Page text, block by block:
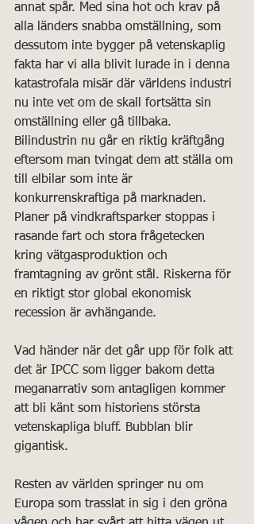
annat spår. Med sina hot och krav på
alla länders snabba omställning, som
dessutom inte bygger på vetenskaplig
fakta har vi alla blivit lurade in i denna
katastrofala misär där världens industri
nu inte vet om de skall fortsätta sin
omställning eller gå tillbaka.
Bilindustrin nu går en riktig kräftgång
eftersom man tvingat dem att ställa om
till elbilar som inte är
konkurrenskraftiga på marknaden.
Planer på vindkraftsparker stoppas i
rasande fart och stora frågetecken
kring vätgasproduktion och
framtagning av grönt stål. Riskerna för
en riktigt stor global ekonomisk
recession är avhängande.
Vad händer när det går upp för folk att
det är IPCC som ligger bakom detta
meganarrativ som antagligen kommer
att bli känt som historiens största
vetenskapliga bluff. Bubblan blir
gigantisk.
Resten av världen springer nu om
Europa som trasslat in sig i den gröna